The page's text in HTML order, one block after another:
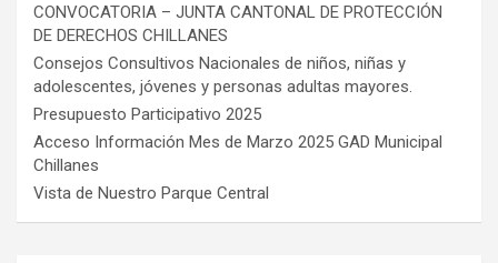
CONVOCATORIA – JUNTA CANTONAL DE PROTECCIÓN
DE DERECHOS CHILLANES
Consejos Consultivos Nacionales de niños, niñas y
adolescentes, jóvenes y personas adultas mayores.
Presupuesto Participativo 2025
Acceso Información Mes de Marzo 2025 GAD Municipal
Chillanes
Vista de Nuestro Parque Central